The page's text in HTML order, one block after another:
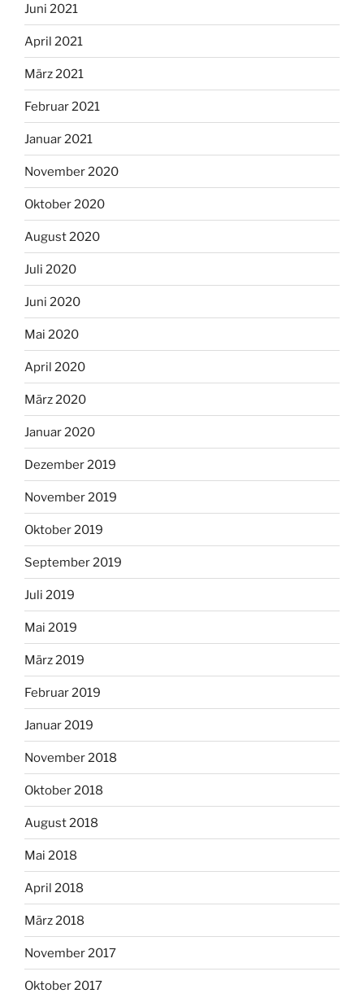
Juni 2021
April 2021
März 2021
Februar 2021
Januar 2021
November 2020
Oktober 2020
August 2020
Juli 2020
Juni 2020
Mai 2020
April 2020
März 2020
Januar 2020
Dezember 2019
November 2019
Oktober 2019
September 2019
Juli 2019
Mai 2019
März 2019
Februar 2019
Januar 2019
November 2018
Oktober 2018
August 2018
Mai 2018
April 2018
März 2018
November 2017
Oktober 2017